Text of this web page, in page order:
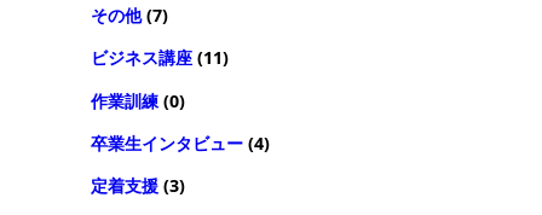
その他(7)
ビジネス講座 (11)
作業訓練 (0)
卒業生インタビュー (4)
定着支援 (3)